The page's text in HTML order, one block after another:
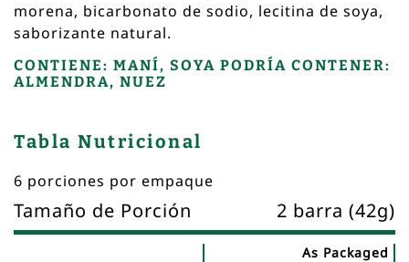
morena, bicarbonato de sodio, lecitina de soya,
saborizante natural.
CONTIENE: MANÍ, SOYA PODRÍA CONTENER:
ALMENDRA, NUEZ
Tabla Nutricional
6 porciones por empaque
Tamaño de Porción 2 barra (42g)
As Packaged